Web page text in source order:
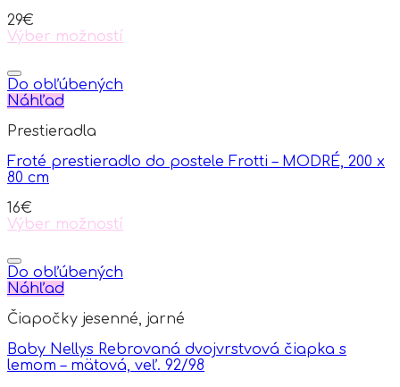
29€
Výber možností
product
has
multiple
The
may
be
on
the
page
Do obľúbených
Náhľad
Prestieradla
Froté prestieradlo do postele Frotti – MODRÉ, 200 x
80 cm
16€
Výber možností
product
has
multiple
The
may
be
Do obľúbených
Náhľad
Čiapočky jesenné, jarné
Baby Nellys Rebrovaná dvojvrstvová čiapka s
lemom – mätová, veľ. 92/98